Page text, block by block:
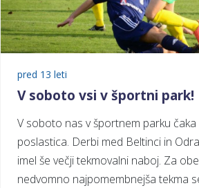
pred 13 leti
V soboto vsi v športni park!
V soboto nas v športnem parku
poslastica. Derbi med Beltinci in
imel še večji tekmovalni naboj. Za
nedvomno najpomembnejša tekma